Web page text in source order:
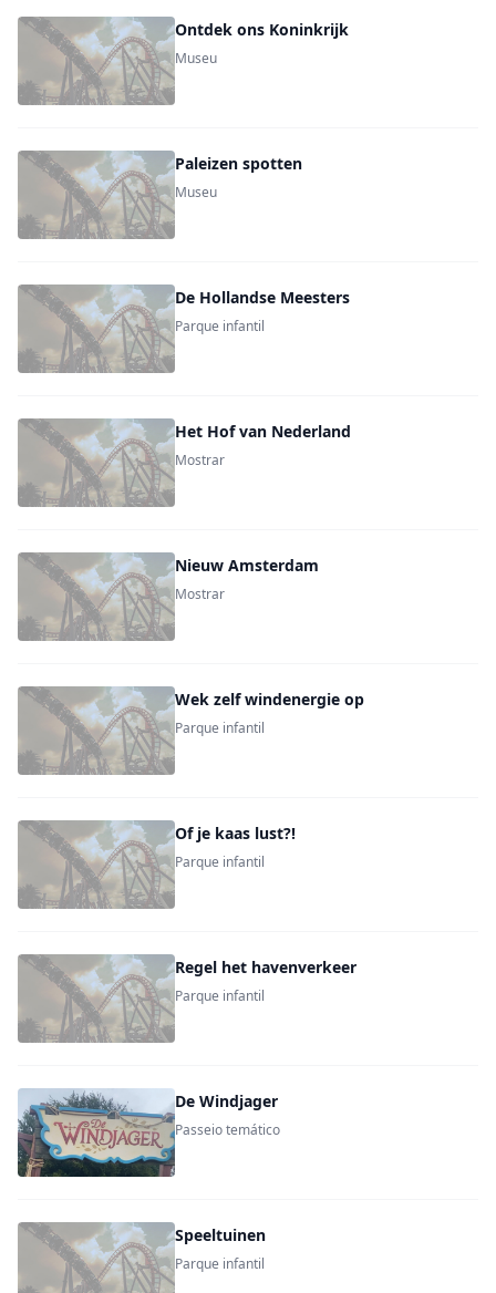
Ontdek ons Koninkrijk
Museu
Paleizen spotten
Museu
De Hollandse Meesters
Parque infantil
Het Hof van Nederland
Mostrar
Nieuw Amsterdam
Mostrar
Wek zelf windenergie op
Parque infantil
Of je kaas lust?!
Parque infantil
Regel het havenverkeer
Parque infantil
De Windjager
Passeio temático
Speeltuinen
Parque infantil